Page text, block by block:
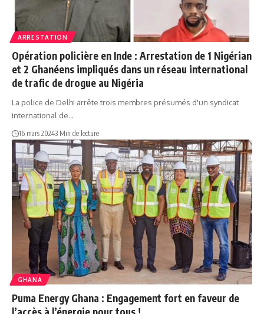
ARRESTATION
Opération policière en Inde : Arrestation de 1 Nigérian
et 2 Ghanéens impliqués dans un réseau international
de trafic de drogue au Nigéria
La police de Delhi arrête trois membres présumés d'un syndicat
international de…
16 mars 20243 Min de lecture
GHANA
Puma Energy Ghana : Engagement fort en faveur de